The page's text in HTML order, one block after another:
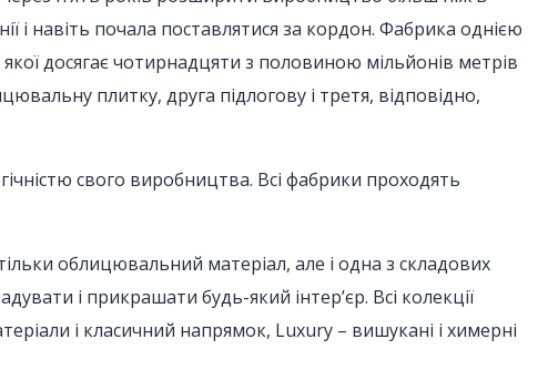
і навіть почала поставлятися за кордон. Фабрика однією
досягає чотирнадцяти з половиною мільйонів метрів
плитку, друга підлогову і третя, відповідно,
свого виробництва. Всі фабрики проходять
облицювальний матеріал, але і одна з складових
і прикрашати будь-який інтер’єр. Всі колекції
і класичний напрямок, Luxury – вишукані і химерні